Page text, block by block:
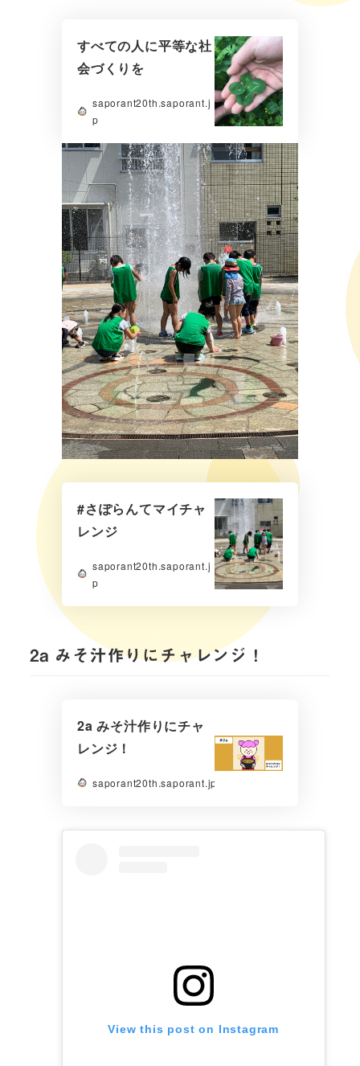
すべての人に平等な社
会づくりを
saporant20th.saporant.j
p
#さぽらんてマイチャ
レンジ
saporant20th.saporant.j
p
2a みそ汁作りにチャレンジ！
2a みそ汁作りにチャ
レンジ！
saporant20th.saporant.jp
View this post on Instagram